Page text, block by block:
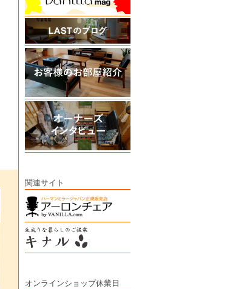
関連サイト
オンラインショップ休業日